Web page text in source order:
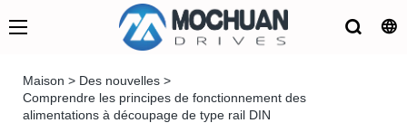
Maison > Des nouvelles >
Comprendre les principes de fonctionnement des
alimentations à découpage de type rail DIN